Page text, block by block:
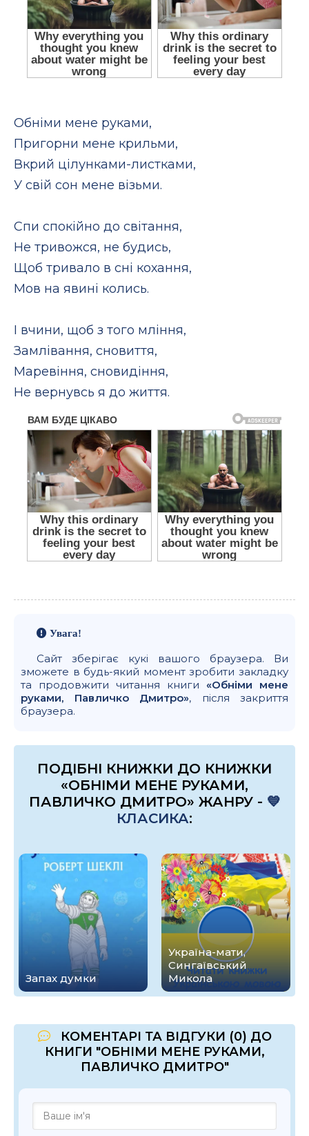
Обніми мене руками,
Пригорни мене крильми,
Вкрий цілунками-листками,
У свій сон мене візьми.
Спи спокійно до світання,
Не тривожся, не будись,
Щоб тривало в сні кохання,
Мов на явині колись.
І вчини, щоб з того мління,
Замлівання, сновиття,
Маревіння, сновидіння,
Не вернувсь я до життя.
Увага!
Сайт зберігає кукі вашого браузера. Ви
зможете в будь-який момент зробити закладку
та продовжити читання книги «Обніми мене
руками, Павличко Дмитро», після закриття
браузера.
ПОДІБНІ КНИЖКИ ДО КНИЖКИ
«ОБНІМИ МЕНЕ РУКАМИ,
ПАВЛИЧКО ДМИТРО» ЖАНРУ - 💙
КЛАСИКА:
Запах думки
Україна-мати,
Сингаївський
Микола
КОМЕНТАРІ ТА ВІДГУКИ (0) ДО
КНИГИ "ОБНІМИ МЕНЕ РУКАМИ,
ПАВЛИЧКО ДМИТРО"